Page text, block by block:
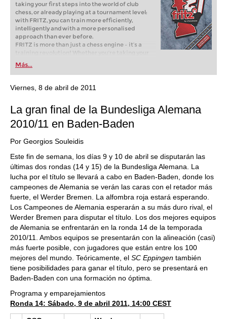
taking your first steps into the world of club
chess, or already playing at a tournament level:
with FRITZ, you can train more efficiently,
intelligently and with a more personalised
approach than ever before.
FRITZ is more than just a chess engine – it’s a
training revolution! Whether you’re taking your
first steps into the world of club chess, or already
playing at a tournament level: with FRITZ, you can
train more efficiently, intelligently and with a
more personalised approach than ever before.
Más...
Viernes, 8 de abril de 2011
La gran final de la Bundesliga Alemana
2010/11 en Baden-Baden
Por Georgios Souleidis
Este fin de semana, los días 9 y 10 de abril se disputarán las
últimas dos rondas (14 y 15) de la Bundesliga Alemana. La
lucha por el título se llevará a cabo en Baden-Baden, donde los
campeones de Alemania se verán las caras con el retador más
fuerte, el Werder Bremen. La alfombra roja estará esperando.
Los Campeones de Alemania esperarán a su más duro rival, el
Werder Bremen para disputar el título. Los dos mejores equipos
de Alemania se enfrentarán en la ronda 14 de la temporada
2010/11. Ambos equipos se presentarán con la alineación (casi)
más fuerte posible, con jugadores que están entre los 100
mejores del mundo. Teóricamente, el SC Eppingen también
tiene posibilidades para ganar el título, pero se presentará en
Baden-Baden con una formación no óptima.
Programa y emparejamientos
Ronda 14: Sábado, 9 de abril 2011, 14:00 CEST